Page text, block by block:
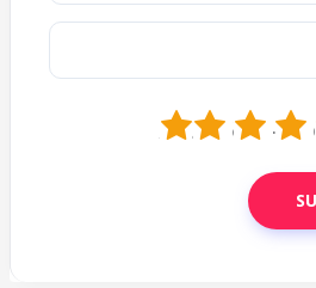
5
4
3
2